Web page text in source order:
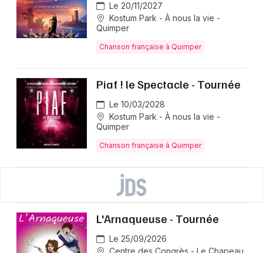
Le 20/11/2027
Kostum Park - À nous la vie -
Quimper
Chanson française à Quimper
Piaf ! le Spectacle - Tournée
Le 10/03/2028
Kostum Park - À nous la vie -
Quimper
Chanson française à Quimper
L'Arnaqueuse - Tournée
Le 25/09/2026
Centre des Congrès - Le Chapeau